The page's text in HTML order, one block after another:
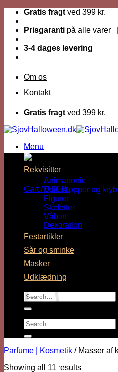
Fortsæt
indhold
Gratis fragt ved 399 kr.
Prisgaranti på alle varer
3-4 dages levering
Om os
Kontakt
Gratis fragt ved 399 kr.
Menu
Cart /0,00kr.
No products in the
Cart
No products in the cart.
Rekvisitter
Animatronic
Edderkopper og kryb
Figurer
Skeletter
Våben
Dekoration
Festartikler
Sår og sminke
Masker
Udklædning
Search
for:
Search
for:
Parfume | Kosmetik /Masser af
Showing all 11 results